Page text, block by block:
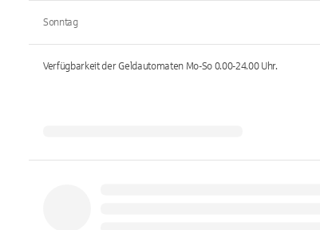
Sonntag
Verfügbarkeit der Geldautomaten Mo-So 0.00-24.00Uhr.